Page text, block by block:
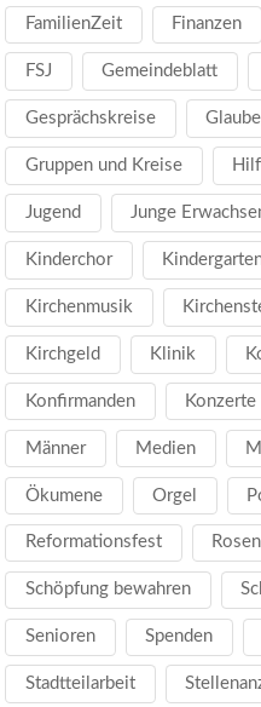
FamilienZeit Finanzen
FSJ Gemeindeblatt
Gesprächskreise Glaube
Gruppen und Kreise
Jugend Junge
Kinderchor
Kirchenmusik
Kirchgeld Klinik
Konfirmanden Konzerte
Männer Medien
Ökumene Orgel
Reformationsfest
Schöpfung bewahren
Senioren Spenden
Stadtteilarbeit